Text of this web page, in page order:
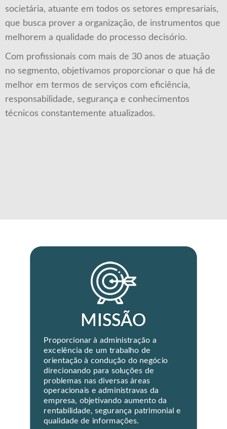
societária, atuante em todos os setores empresariais,
que busca prover a organização, de instrumentos que
melhorem a qualidade do processo decisório.
Com profissionais com mais de 30 anos de atuação
no segmento, objetivamos proporcionar o que há de
melhor em termos de serviços com eficiência,
responsabilidade, segurança e conhecimentos
técnicos constantemente atualizados.
MISSÃO
Proporcionar à administração a
excelência de um trabalho de
orientação à condução do negócio
direcionando para soluções de
problemas nas diversas áreas
operacionais e administravas da
empresa, objetivando aumento da
rentabilidade, segurança patrimonial e
qualidade de informações.